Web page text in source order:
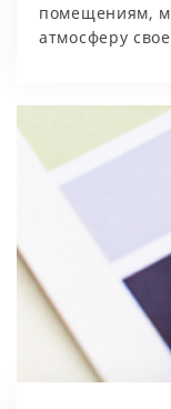
помещениям,
атмосферу